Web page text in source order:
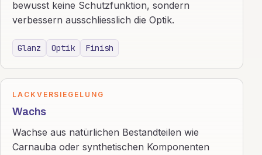
bewusst keine Schutzfunktion, sondern
verbessern ausschliesslich die Optik.
Glanz Optik Finish
LACKVERSIEGELUNG
Wachs
Wachse aus natürlichen Bestandteilen wie
Carnauba oder synthetischen Komponenten